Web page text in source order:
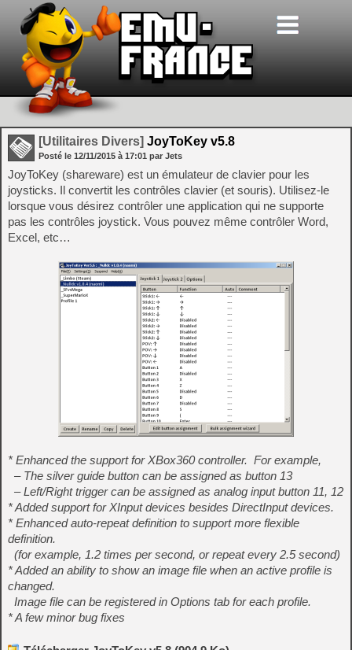
[Utilitaires Divers] JoyToKey v5.8
Posté le 12/11/2015 à 17:01 par Jets
JoyToKey (shareware) est un émulateur de clavier pour les
joysticks. Il convertit les contrôles clavier (et souris). Utilisez-le
lorsque vous désirez contrôler une application qui ne supporte
pas les contrôles joystick. Vous pouvez même contrôler Word,
Excel, etc…
* Enhanced the support for XBox360 controller. For example,
– The silver guide button can be assigned as button 13
– Left/Right trigger can be assigned as analog input button 11, 12
* Added support for XInput devices besides DirectInput devices.
* Enhanced auto-repeat definition to support more flexible
definition.
(for example, 1.2 times per second, or repeat every 2.5 second)
* Added an ability to show an image file when an active profile is
changed.
Image file can be registered in Options tab for each profile.
* A few minor bug fixes